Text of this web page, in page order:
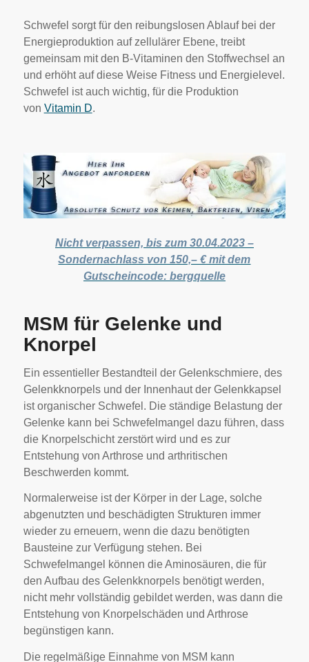
Schwefel sorgt für den reibungslosen Ablauf bei der
Energieproduktion auf zellulärer Ebene, treibt
gemeinsam mit den B-Vitaminen den Stoffwechsel an
und erhöht auf diese Weise Fitness und Energielevel.
Schwefel ist auch wichtig, für die Produktion
von Vitamin D.
Nicht verpassen, bis zum 30.04.2023 –
Sondernachlass von 150,– € mit dem
Gutscheincode: bergquelle
MSM für Gelenke und
Knorpel
Ein essentieller Bestandteil der Gelenkschmiere, des
Gelenkknorpels und der Innenhaut der Gelenkkapsel
ist organischer Schwefel. Die ständige Belastung der
Gelenke kann bei Schwefelmangel dazu führen, dass
die Knorpelschicht zerstört wird und es zur
Entstehung von Arthrose und arthritischen
Beschwerden kommt.
Normalerweise ist der Körper in der Lage, solche
abgenutzten und beschädigten Strukturen immer
wieder zu erneuern, wenn die dazu benötigten
Bausteine zur Verfügung stehen. Bei
Schwefelmangel können die Aminosäuren, die für
den Aufbau des Gelenkknorpels benötigt werden,
nicht mehr vollständig gebildet werden, was dann die
Entstehung von Knorpelschäden und Arthrose
begünstigen kann.
Die regelmäßige Einnahme von MSM kann